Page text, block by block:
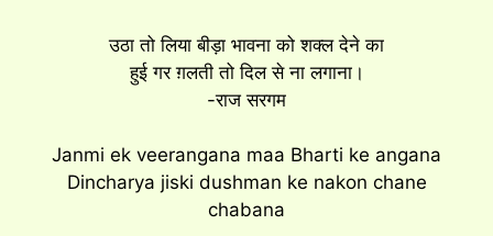
उठा तो लिया बीड़ा भावना को शक्ल देने का
हुई गर ग़लती तो दिल से ना लगाना।
-राज सरगम
Janmi ek veerangana maa Bharti ke angana
Dincharya jiski dushman ke nakon chane
chabana